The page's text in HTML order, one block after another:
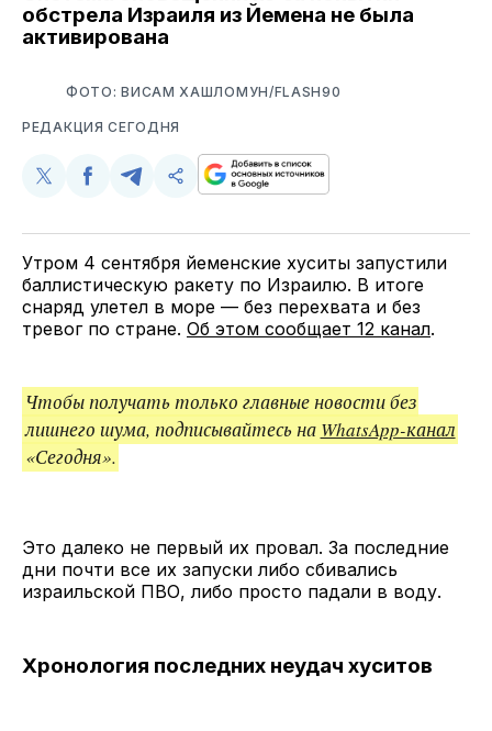
обстрела Израиля из Йемена не была
активирована
ФОТО: ВИСАМ ХАШЛОМУН/FLASH90
РЕДАКЦИЯ СЕГОДНЯ
Поделиться
Twitter
Поделиться
Facebook
Поделиться
Telegram
Скопируйте
поделитесь
ссылкой
Утром 4 сентября йеменские хуситы запустили
баллистическую ракету по Израилю. В итоге
снаряд улетел в море — без перехвата и без
тревог по стране. Об этом сообщает 12 канал.
Чтобы получать только главные новости без
лишнего шума, подписывайтесь на WhatsApp-канал
«Сегодня».
Это далеко не первый их провал. За последние
дни почти все их запуски либо сбивались
израильской ПВО, либо просто падали в воду.
Хронология последних неудач хуситов